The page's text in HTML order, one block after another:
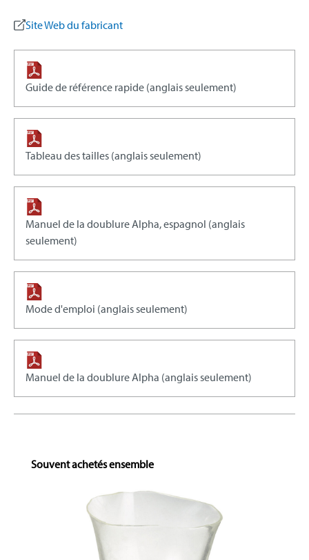
Site Web du fabricant
Guide de référence rapide (anglais seulement)
Tableau des tailles (anglais seulement)
Manuel de la doublure Alpha, espagnol (anglais
seulement)
Mode d'emploi (anglais seulement)
Manuel de la doublure Alpha (anglais seulement)
Skip product gallery
Souvent achetés ensemble